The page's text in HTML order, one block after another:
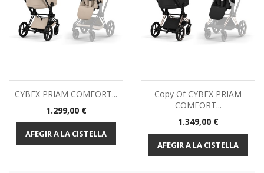
CYBEX PRIAM COMFORT...
Preu
1.299,00 €
AFEGIR A LA CISTELLA
Copy Of CYBEX PRIAM
COMFORT...
Preu
1.349,00 €
AFEGIR A LA CISTELLA